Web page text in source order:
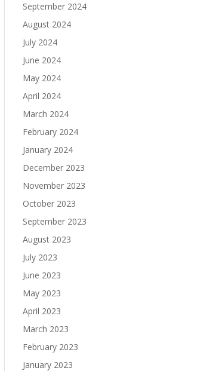
September 2024
August 2024
July 2024
June 2024
May 2024
April 2024
March 2024
February 2024
January 2024
December 2023
November 2023
October 2023
September 2023
August 2023
July 2023
June 2023
May 2023
April 2023
March 2023
February 2023
January 2023